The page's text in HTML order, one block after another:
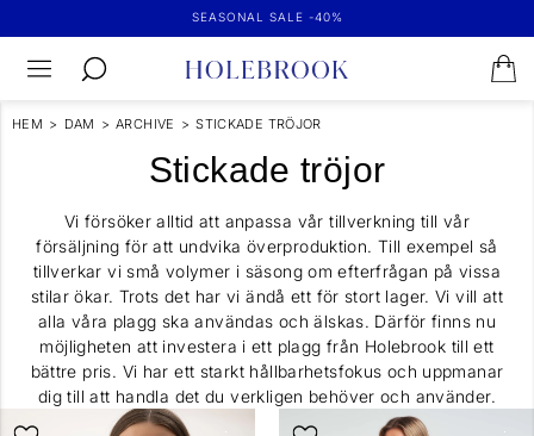
SEASONAL SALE -40%
HEM > DAM > ARCHIVE > STICKADE TRÖJOR
Stickade tröjor
Vi försöker alltid att anpassa vår tillverkning till vår
försäljning för att undvika överproduktion. Till exempel så
tillverkar vi små volymer i säsong om efterfrågan på vissa
stilar ökar. Trots det har vi ändå ett för stort lager. Vi vill att
alla våra plagg ska användas och älskas. Därför finns nu
möjligheten att investera i ett plagg från Holebrook till ett
bättre pris. Vi har ett starkt hållbarhetsfokus och uppmanar
dig till att handla det du verkligen behöver och använder.